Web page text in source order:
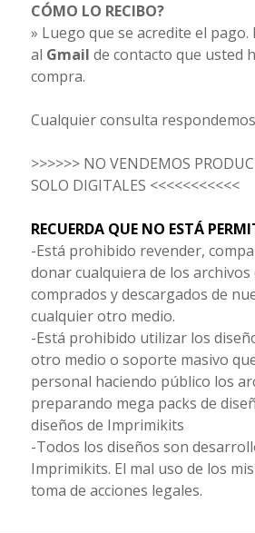
CÓMO LO RECIBO?
» Luego que se acredite el pago.
al Gmail de contacto que usted
compra.
Cualquier consulta
>>>>>> NO VENDEMOS
SOLO DIGITALES <<<<<<<<<<<
RECUERDA QUE NO ESTÁ
-Está prohibido revender,
donar cualquiera de los archivos
comprados y descargados de
cualquier otro medio.
-Está prohibido utilizar los
otro medio o soporte masivo
personal haciendo público los
preparando mega packs de
diseños de Imprimikits
-Todos los diseños son
Imprimikits. El mal uso de los
toma de acciones legales.